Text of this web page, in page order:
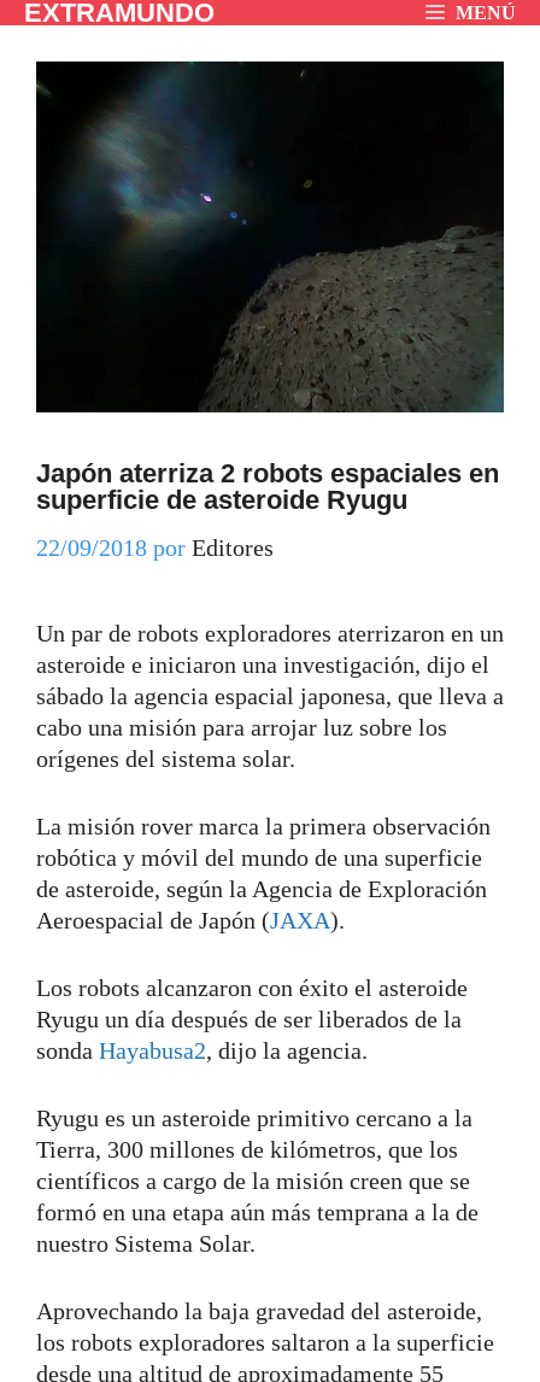
Saltar
contenido
EXTRAMUNDO MENÚ
Japón aterriza 2 robots espaciales en
superficie de asteroide Ryugu
22/09/2018 por Editores
Un par de robots exploradores aterrizaron en un
asteroide e iniciaron una investigación, dijo el
sábado la agencia espacial japonesa, que lleva a
cabo una misión para arrojar luz sobre los
orígenes del sistema solar.
La misión rover marca la primera observación
robótica y móvil del mundo de una superficie
de asteroide, según la Agencia de Exploración
Aeroespacial de Japón (JAXA).
Los robots alcanzaron con éxito el asteroide
Ryugu un día después de ser liberados de la
sonda Hayabusa2, dijo la agencia.
Ryugu es un asteroide primitivo cercano a la
Tierra, 300 millones de kilómetros, que los
científicos a cargo de la misión creen que se
formó en una etapa aún más temprana a la de
nuestro Sistema Solar.
Aprovechando la baja gravedad del asteroide,
los robots exploradores saltaron a la superficie
desde una altitud de aproximadamente 55